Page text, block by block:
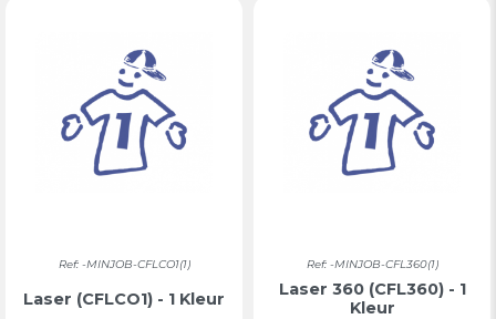
Ref: -MINJOB-CFLCO1(1)
Laser (CFLCO1) - 1 Kleur
Ref: -MINJOB-CFL360(1)
Laser 360 (CFL360) - 1
Kleur